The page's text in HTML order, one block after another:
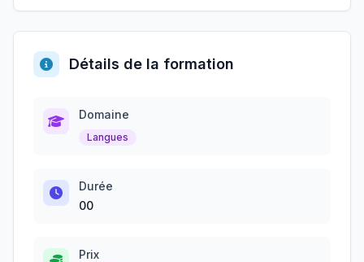
Détails de la formation
Domaine
Langues
Durée
00
Prix